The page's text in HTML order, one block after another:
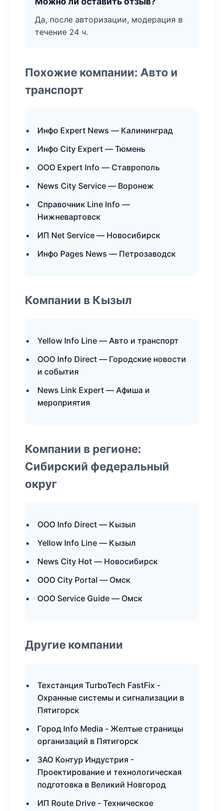
Да, после авторизации, модерация в
течение 24 ч.
Похожие компании: Авто и
транспорт
Инфо Expert News — Калининград
Инфо City Expert — Тюмень
ООО Expert Info — Ставрополь
News City Service — Воронеж
Справочник Line Info —
Нижневартовск
ИП Net Service — Новосибирск
Инфо Pages News — Петрозаводск
Компании в Кызыл
Yellow Info Line — Авто и транспорт
ООО Info Direct — Городские новости
и события
News Link Expert — Афиша и
мероприятия
Компании в регионе:
Сибирский федеральный
округ
ООО Info Direct — Кызыл
Yellow Info Line — Кызыл
News City Hot — Новосибирск
ООО City Portal — Омск
ООО Service Guide — Омск
Другие компании
Техстанция TurboTech FastFix -
Охранные системы и сигнализации в
Пятигорск
Город Info Media - Желтые страницы
организаций в Пятигорск
ЗАО Контур Индустрия -
Проектирование и технологическая
подготовка в Великий Новгород
ИП Route Drive - Техническое